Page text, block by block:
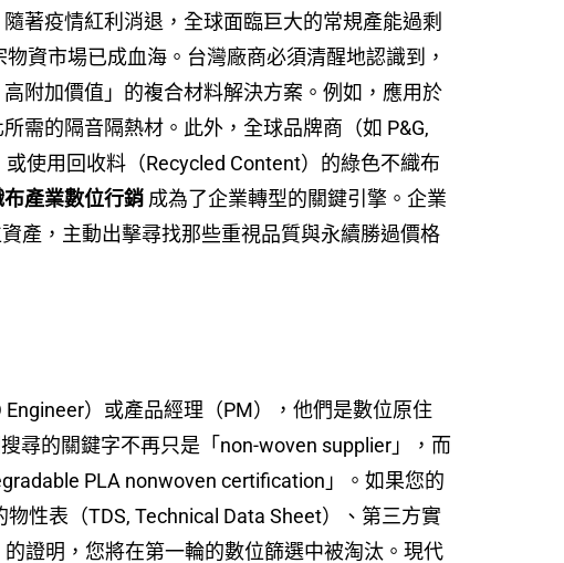
著疫情紅利消退，全球面臨巨大的常規產能過剩
資市場已成血海。台灣廠商必須清醒地認識到，
附加價值」的複合材料解決方案。例如，應用於
需的隔音隔熱材。此外，全球品牌商（如 P&G,
使用回收料（Recycled Content）的綠色不織布
布產業數位行銷 成為了企業轉型的關鍵引擎。企業
產，主動出擊尋找那些重視品質與永續勝過價格
）或產品經理（PM），他們是數位原住
尋的關鍵字不再只是「non-woven supplier」，而
PLA nonwoven certification」。如果您的
性表（TDS, Technical Data Sheet）、第三方實
證明，您將在第一輪的數位篩選中被淘汰。現代